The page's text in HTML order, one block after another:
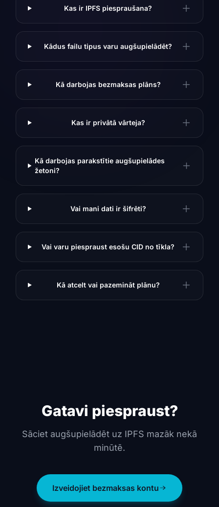
Kas ir IPFS piespraušana?
Kādus failu tipus varu augšupielādēt?
Kā darbojas bezmaksas plāns?
Kas ir privātā vārteja?
Kā darbojas parakstītie augšupielādes
žetoni?
Vai mani dati ir šifrēti?
Vai varu piespraust esošu CID no tīkla?
Kā atcelt vai pazemināt plānu?
Gatavi piespraust?
Sāciet augšupielādēt uz IPFS mazāk nekā
minūtē.
Izveidojiet bezmaksas kontu